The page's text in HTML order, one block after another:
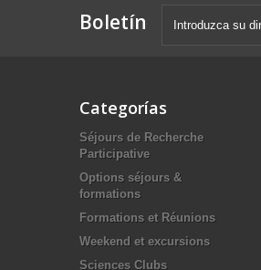
Boletín
Categorías
Séjours de Recherche
Participative
Options séjours &
formations
Formations et Réunions
Weekend et excursions
Sciences Clubs